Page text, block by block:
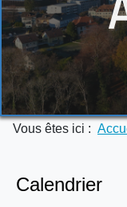
Vous êtes ici :
Calendrier